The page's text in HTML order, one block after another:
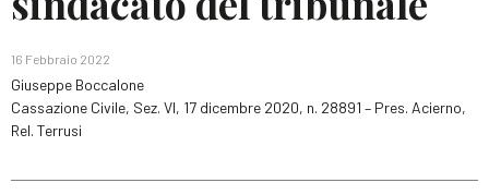
16 Febbraio 2022
Giuseppe Boccalone
Cassazione Civile, Sez. VI, 17 dicembre 2020, n. 28891 – Pres. Acierno,
Rel. Terrusi